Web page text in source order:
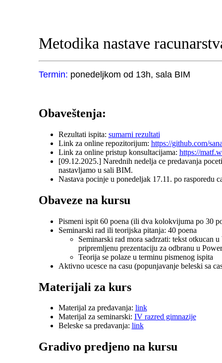
Metodika nastave
Termin: ponedeljkom od 13h, sala BIM
Obaveštenja:
Rezultati ispita: sumarni rezultati
Link za online repozitorijum: https://github.com/
Link za online pristup konsultacijama: https://
[09.12.2025.] Narednih nedelja ce predavanja
nastavljamo u sali BIM.
Nastava pocinje u ponedeljak 17.11. po rasporedu
Obaveze na kursu
Pismeni ispit 60 poena (ili dva kolokvijuma po 30
Seminarski rad ili teorijska pitanja: 40 poena
Seminarski rad mora sadrzati: tekst otkucan
pripremljenu prezentaciju za odbranu u
Teorija se polaze u terminu pismenog ispita
Aktivno ucesce na casu (popunjavanje beleski sa
Materijali za kurs
Materijal za predavanja: link
Materijal za seminarski: IV razred gimnazije
Beleske sa predavanja: link
Gradivo predjeno na kursu